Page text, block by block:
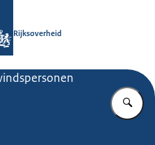
Rijksoverheid